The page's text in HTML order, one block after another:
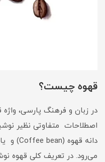
قهوه چیست؟
در زبان و فرهنگ پارسی،
می‌رود. در تعریف کلی قهوه